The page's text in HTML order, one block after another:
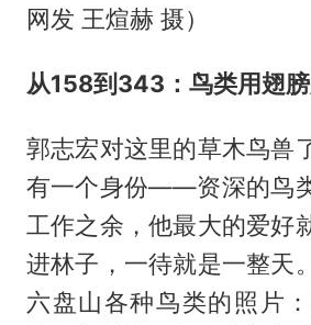
网发 王煊赫 摄）
从158到343：鸟类用翅膀
郭志宏对这里的草木鸟兽
有一个身份——资深的鸟类
工作之余，他最大的爱好
进林子，一待就是一整天
六盘山各种鸟类的照片